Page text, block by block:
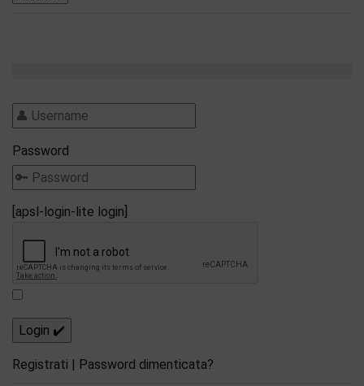
Password
[apsl-login-lite login]
Registrati Password dimenticata?